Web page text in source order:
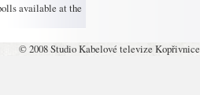
available at the
© 2008 Studio Kabelové televize Kopřivnice